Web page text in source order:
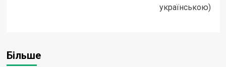
українською)
Більше